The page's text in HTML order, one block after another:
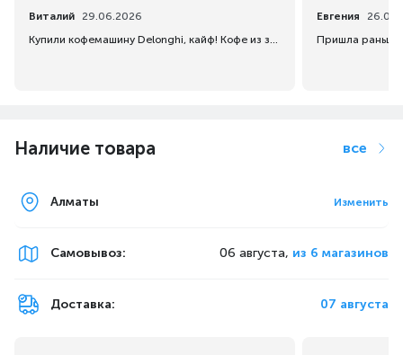
Виталий 29.06.2026
Купили кофемашину Delonghi, кайф! Кофе из зерна получается вкусный и насыщенный, молоко взбивает с идеальной пенкой. Компактная, аккуратно встала на кухне, пользоваться удобно. В общем, теперь кофе дома не хуже, чем в кафе
Евгения
Наличие товара все
Алматы Изменить
Самовывоз: 06 августа, из 6 магазинов
Доставка: 07 августа